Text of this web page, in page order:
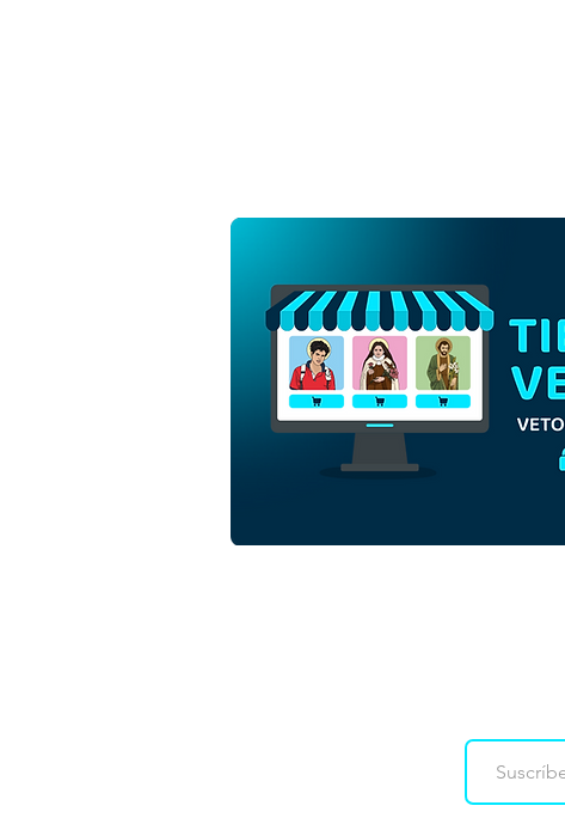
Luce y Santinho Mascotas
del Jubileo de la Esperanza
2025 | Descargar Vector